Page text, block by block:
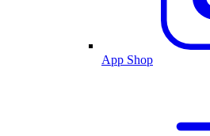
App Shop